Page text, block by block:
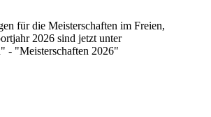
für die Meisterschaften im Freien,
2026 sind jetzt unter
- "Meisterschaften 2026"